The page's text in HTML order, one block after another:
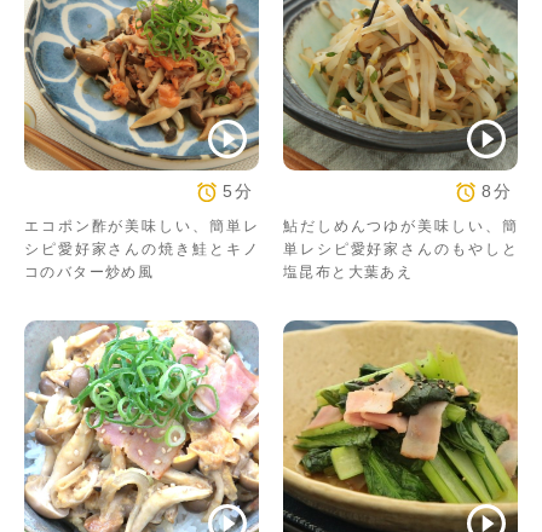
5分
エコポン酢が美味しい、簡単レ
シピ愛好家さんの焼き鮭とキノ
コのバター炒め風
8分
鮎だしめんつゆが美味しい、簡
単レシピ愛好家さんのもやしと
塩昆布と大葉あえ